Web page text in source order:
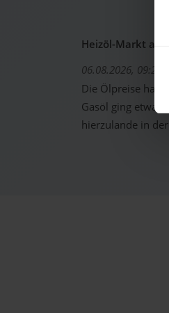
Heizöl-Markt
06.08.2026, 09:22
Die Ölpreise
Gasöl ging etwas
hierzulande in